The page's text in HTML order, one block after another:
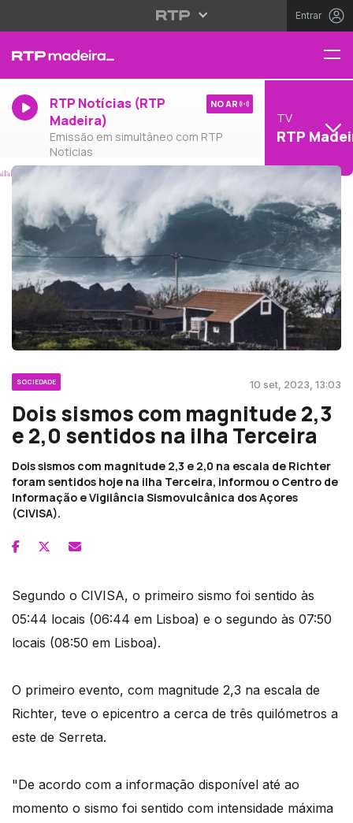
Entrar
RTP Notícias (RTP
Madeira)
Emissão em simultâneo com RTP
Notícias
NO AR
TV
RTP
SOCIEDADE 10 set, 2023, 13:03
Dois sismos com magnitude 2,3
e 2,0 sentidos na ilha Terceira
Dois sismos com magnitude 2,3 e 2,0 na escala de Richter
foram sentidos hoje na ilha Terceira, informou o Centro de
Informação e Vigilância Sismovulcânica dos Açores
(CIVISA).
Segundo o CIVISA, o primeiro sismo foi sentido às
05:44 locais (06:44 em Lisboa) e o segundo às 07:50
locais (08:50 em Lisboa).
O primeiro evento, com magnitude 2,3 na escala de
Richter, teve o epicentro a cerca de três quilómetros a
este de Serreta.
"De acordo com a informação disponível até ao
momento o sismo foi sentido com intensidade máxima